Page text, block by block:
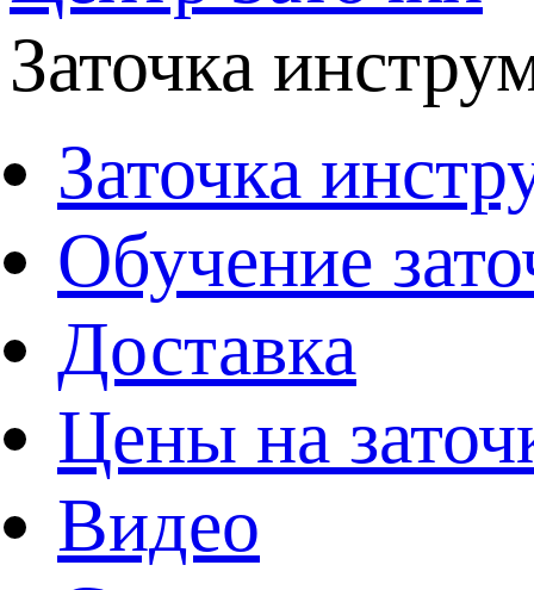
Заточка
Заточка
Обучение
Доставка
Цены на
Видео